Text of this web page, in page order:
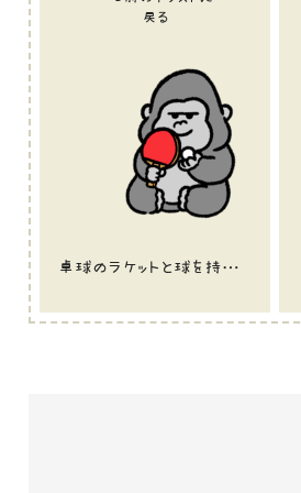
戻る
卓球のラケットと球を持つゴリラ